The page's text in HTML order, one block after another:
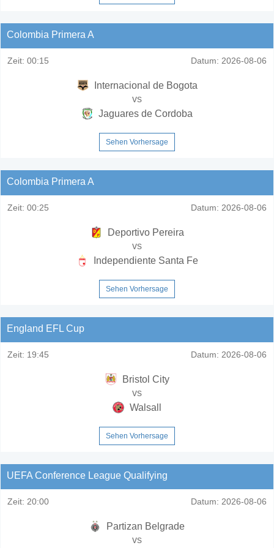
Colombia Primera A
Zeit: 00:15 Datum: 2026-08-06
Internacional de Bogota
vs
Jaguares de Cordoba
Sehen Vorhersage
Colombia Primera A
Zeit: 00:25 Datum: 2026-08-06
Deportivo Pereira
vs
Independiente Santa Fe
Sehen Vorhersage
England EFL Cup
Zeit: 19:45 Datum: 2026-08-06
Bristol City
vs
Walsall
Sehen Vorhersage
UEFA Conference League Qualifying
Zeit: 20:00 Datum: 2026-08-06
Partizan Belgrade
vs